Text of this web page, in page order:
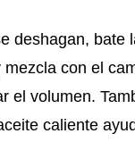
deshagan, bate
mezcla con el
el volumen.
caliente